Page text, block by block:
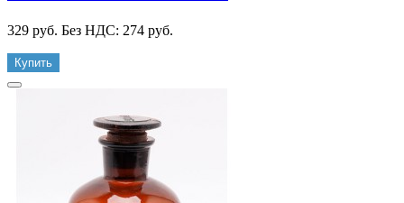
329 руб. Без НДС: 274 руб.
Купить